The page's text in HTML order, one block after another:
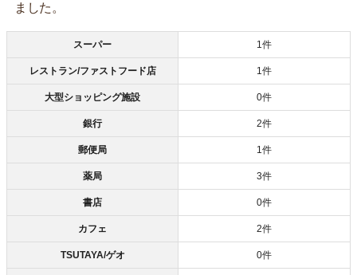
ました。
スーパー 1件
レストラン/ファストフード店 1件
大型ショッピング施設 0件
銀行 2件
郵便局 1件
薬局 3件
書店 0件
カフェ 2件
TSUTAYA/ゲオ 0件